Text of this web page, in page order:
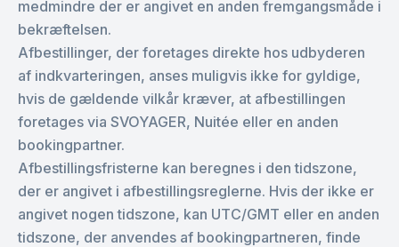
medmindre der er angivet en anden fremgangsmåde i
bekræftelsen.
Afbestillinger, der foretages direkte hos udbyderen
af indkvarteringen, anses muligvis ikke for gyldige,
hvis de gældende vilkår kræver, at afbestillingen
foretages via SVOYAGER, Nuitée eller en anden
bookingpartner.
Afbestillingsfristerne kan beregnes i den tidszone,
der er angivet i afbestillingsreglerne. Hvis der ikke er
angivet nogen tidszone, kan UTC/GMT eller en anden
tidszone, der anvendes af bookingpartneren, finde